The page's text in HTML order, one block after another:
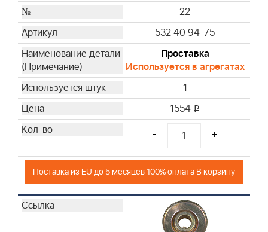
22
532 40 94-75
Проставка
Используется в агрегатах
1
1554 i
- +
Поставка из EU до 5 месяцев 100% оплата В корзину